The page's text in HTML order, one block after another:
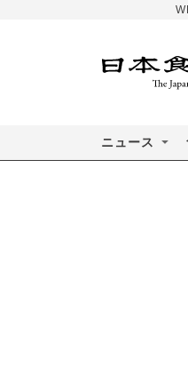
ニュース